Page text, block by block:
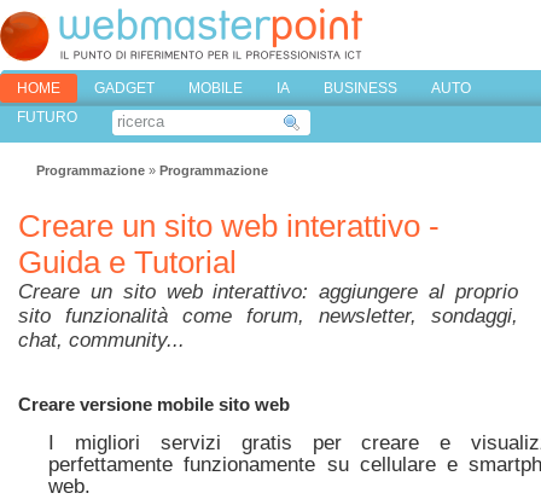
HOME GADGET MOBILE IA BUSINESS
AUTO
FUTURO
Programmazione » Programmazione
Creare un sito web interattivo -
Guida e Tutorial
Creare un sito web interattivo: aggiungere al proprio
sito funzionalità come forum, newsletter, sondaggi,
chat, community...
Creare versione mobile sito web
I migliori servizi gratis per creare e
perfettamente funzionamente su cellulare e
web.